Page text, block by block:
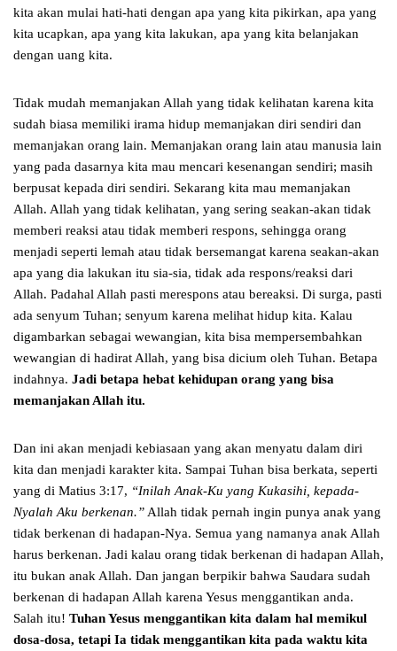
kita akan mulai hati-hati dengan apa yang kita pikirkan, apa yang
kita ucapkan, apa yang kita lakukan, apa yang kita belanjakan
dengan uang kita.
Tidak mudah memanjakan Allah yang tidak kelihatan karena kita
sudah biasa memiliki irama hidup memanjakan diri sendiri dan
memanjakan orang lain. Memanjakan orang lain atau manusia lain
yang pada dasarnya kita mau mencari kesenangan sendiri; masih
berpusat kepada diri sendiri. Sekarang kita mau memanjakan
Allah. Allah yang tidak kelihatan, yang sering seakan-akan tidak
memberi reaksi atau tidak memberi respons, sehingga orang
menjadi seperti lemah atau tidak bersemangat karena seakan-akan
apa yang dia lakukan itu sia-sia, tidak ada respons/reaksi dari
Allah. Padahal Allah pasti merespons atau bereaksi. Di surga, pasti
ada senyum Tuhan; senyum karena melihat hidup kita. Kalau
digambarkan sebagai wewangian, kita bisa mempersembahkan
wewangian di hadirat Allah, yang bisa dicium oleh Tuhan. Betapa
indahnya. Jadi betapa hebat kehidupan orang yang bisa
memanjakan Allah itu.
Dan ini akan menjadi kebiasaan yang akan menyatu dalam diri
kita dan menjadi karakter kita. Sampai Tuhan bisa berkata, seperti
yang di Matius 3:17, “Inilah Anak-Ku yang Kukasihi, kepada-
Nyalah Aku berkenan.”Allah tidak pernah ingin punya anak yang
tidak berkenan di hadapan-Nya. Semua yang namanya anak Allah
harus berkenan. Jadi kalau orang tidak berkenan di hadapan Allah,
itu bukan anak Allah. Dan jangan berpikir bahwa Saudara sudah
berkenan di hadapan Allah karena Yesus menggantikan anda.
Salah itu! Tuhan Yesus menggantikan kita dalam hal memikul
dosa-dosa, tetapi Ia tidak menggantikan kita pada waktu kita